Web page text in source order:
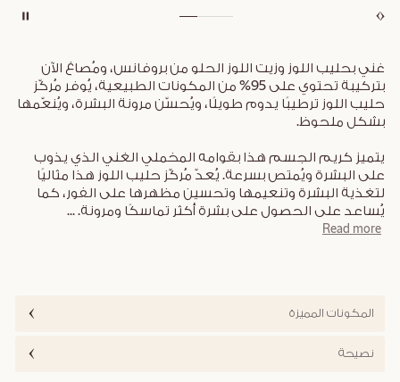
غني بحليب اللوز وزيت اللوز الحلو من بروفانس، ومُصاغ الآن
بتركيبة تحتوي على 95% من المكونات الطبيعية، يُوفر مُركّز
حليب اللوز ترطيبًا يدوم طويلًا، ويُحسّن مرونة البشرة، ويُنعّمها
بشكل ملحوظ.
يتميز كريم الجسم هذا بقوامه المخملي الغني الذي يذوب
على البشرة ويُمتص بسرعة. يُعدّ مُركّز حليب اللوز هذا مثاليًا
لتغذية البشرة وتنعيمها وتحسين مظهرها على الفور، كما
يُساعد على الحصول على بشرة أكثر تماسكًا ومرونة....
Read more
المكونات المميزة
نصيحة